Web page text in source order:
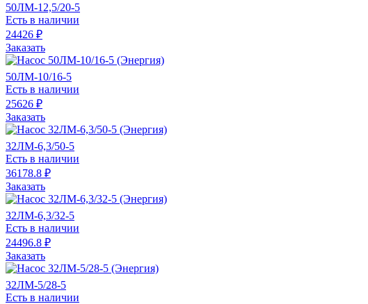
50ЛМ-12,5/20-5
Есть в наличии
24426 ₽
Заказать
50ЛМ-10/16-5
Есть в наличии
25626 ₽
Заказать
32ЛМ-6,3/50-5
Есть в наличии
36178.8 ₽
Заказать
32ЛМ-6,3/32-5
Есть в наличии
24496.8 ₽
Заказать
32ЛМ-5/28-5
Есть в наличии